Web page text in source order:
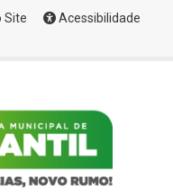
Site
Acessibilidade